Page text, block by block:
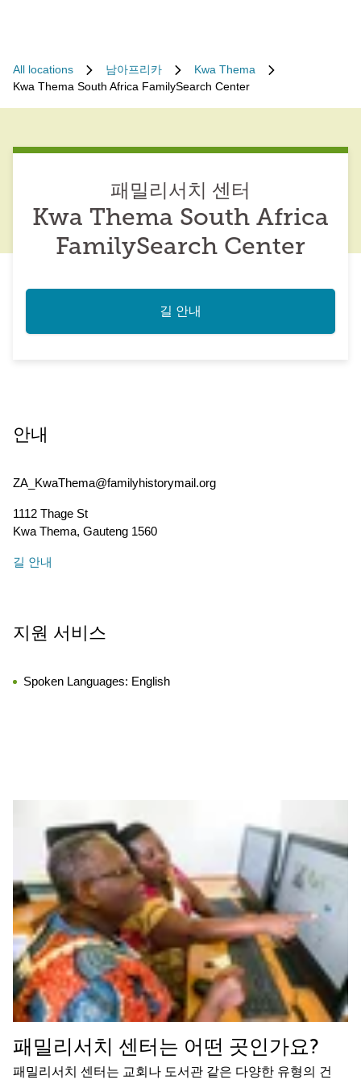
All locations 남아프리카
Kwa Thema
Kwa Thema South Africa FamilySearch Center
패밀리서치 센터
Kwa Thema South Africa
FamilySearch Center
길 안내
안내
ZA_KwaThema@familyhistorymail.org
1112 Thage St
Kwa Thema, Gauteng 1560
길 안내
지원 서비스
Spoken Languages: English
패밀리서치 센터는 어떤 곳인가요?
패밀리서치 센터는 교회나 도서관 같은 다양한 유형의 건